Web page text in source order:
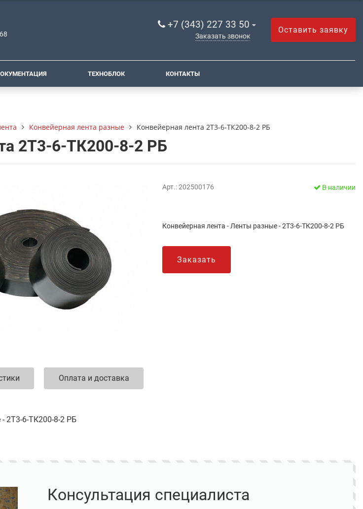
+7 (343) 227 33 50
Заказать звонок
Оставить заявку
ТЕХНОБЛОК КОНТАКТЫ
Конвейерная лента разные Конвейерная лента 2Т3-6-ТК200-8-2 РБ
2Т3-6-ТК200-8-2 РБ
Арт.: 202500176 В наличии
Конвейерная лента - Ленты разные - 2Т3-6-ТК200-8-2 РБ
Заказать
Оплата и доставка
2Т3-6-ТК200-8-2 РБ
Консультация специалиста